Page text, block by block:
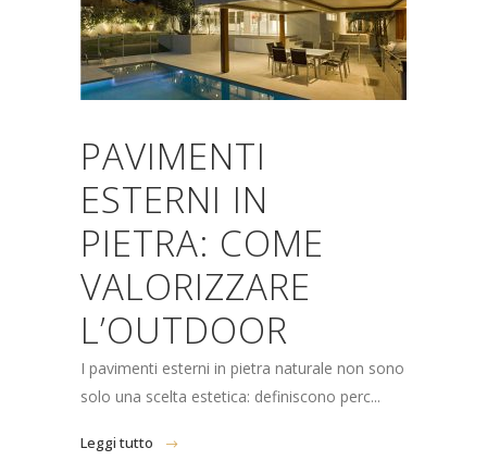
PAVIMENTI
ESTERNI IN
PIETRA: COME
VALORIZZARE
L’OUTDOOR
I pavimenti esterni in pietra naturale non sono
solo una scelta estetica: definiscono perc...
Leggi tutto